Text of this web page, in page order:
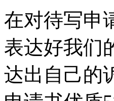
在对待写申
表达好我们
达出自己的